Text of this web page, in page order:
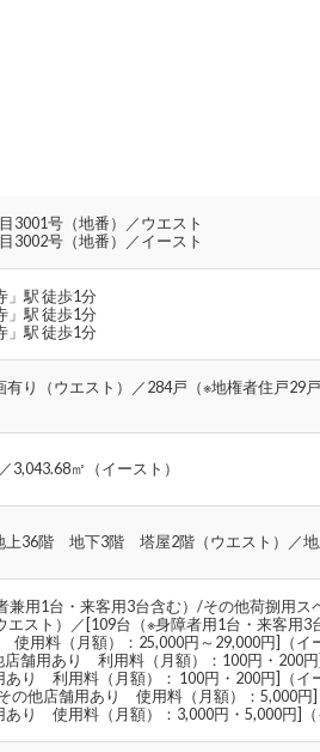
3001号（地番）／ウエスト
3002号（地番）／イースト
」駅 徒歩1分
」駅 徒歩1分
」駅 徒歩1分
有り（ウエスト）／284戸（※地権者住戸29
3,043.68㎡（イースト）
上36階 地下3階 塔屋2階（ウエスト）／
兼用1台・来客用3台含む）/その他荷捌用
エスト）／[109台（※身障者用1台・来客用
用料（月額）：25,000円～29,000円]（イ
店舗用あり 利用料（月額）：100円・200
り 利用料（月額）： 100円・200円]（イ
の他店舗用あり 使用料（月額）：5,000円
り 使用料（月額）：3,000円・5,000円]（